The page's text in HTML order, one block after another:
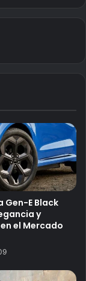
Gen-E Black
y
el Mercado